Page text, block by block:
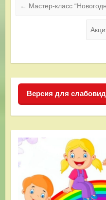
← Мастер-класс
Версия для